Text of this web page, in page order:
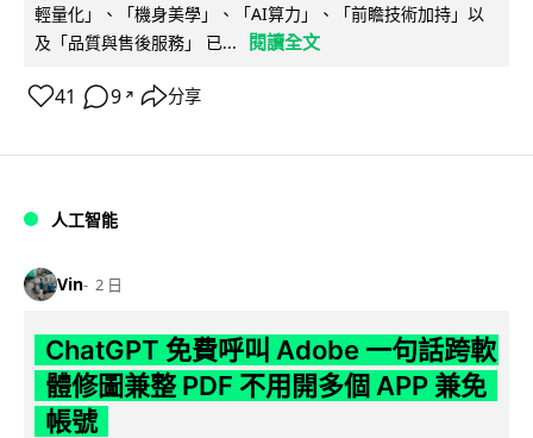
輕量化」、「機身美學」、「AI算力」、「前瞻技術加持」以
及「品質與售後服務」 已...
閱讀全文
41 9 ↗ 分享
人工智能
Vin 2 日
ChatGPT 免費呼叫 Adobe 一句話跨軟
體修圖兼整 PDF 不用開多個 APP 兼免
帳號